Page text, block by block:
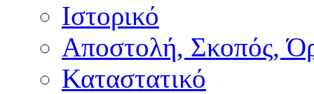
Ιστορικό
Αποστολή, Σκοπός,
Καταστατικό